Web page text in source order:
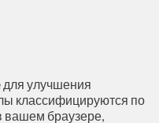
для улучшения
классифицируются по
вашем браузере,